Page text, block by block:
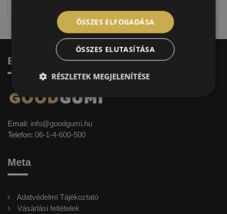
Elérhetőség
Email: info@goodgumi.hu
Telefon: 06-1-4-600-500
Meta
Adatvédelmi Tájékoztató
Vásárlási feltételek
ÖSSZES ELFOGADÁSA
ÖSSZES ELUTASÍTÁSA
RÉSZLETEK MEGJELENÍTÉSE